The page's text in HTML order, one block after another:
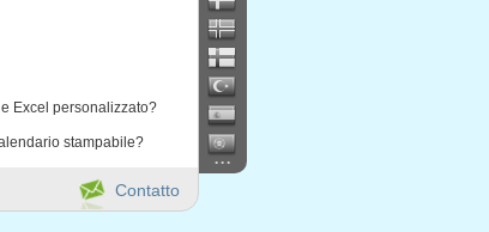
Excel personalizzato?
stampabile?
...
Contatto